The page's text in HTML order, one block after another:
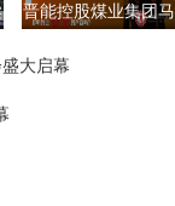
晋能控股煤业集团马
大启幕